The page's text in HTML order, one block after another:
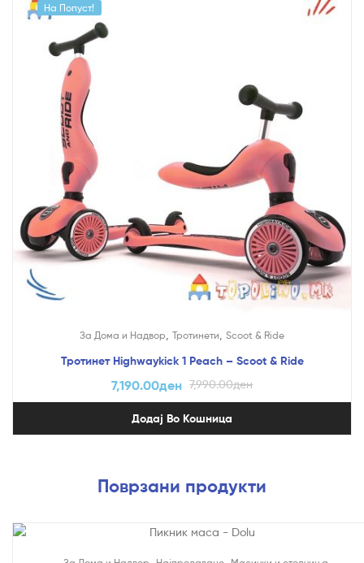
На Попуст!
За Дома и Надвор Тротинети Scoot & Ride
Тротинет Highwaykick 1 Peach – Scoot & Ride
7,990.00ден
7,190.00ден
Додај Во Кошница
Поврзани продукти